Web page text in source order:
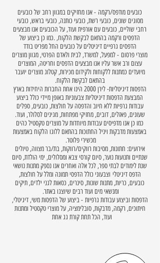
כובעים מודפס/רקמה - אנו מחזיקים במגוון רחב של כובעים
מסוגים שונים, כובעי רשת, כובעי כותנה, כובעי בראש, כובעי
רחבי שוליים, כובעים עם אורפית ועוד, על הכובעים אנו מבצעים
הדפסים ורקמה בהתאם לבקשת הלקוח, .כמו כן ביצוע של
הדפסים גרפיים דיגיטלים על כובעים החל מפריט בודד
מוצרי פרסום - למפעל, למשרד, לבית ולאדם הפרטי, מגוון מוצרים
עצום ורב אשר עליו אנו מבצעים הדפסים וחריטה, המוצרים
מיועדים כמתנות ללקוחות ולקידום מכירות, קטלוג מוצרים יועבר
בהתאם לבקשת הלקוח.
הדפסות דיגיטליות- לירן 2000 הינו אחת החברות היחידות בארץ
המבצעת הדפסות דיגיטליות צבעוניות באופן מיידי כולל ביצוע
עבודות גרפיות ללא חיוב והדפסה על חולצות, כובעים, ספלים
שעונים, פאזלים, דובים, מחזיקי מפתחות, מגינים לסלולר, ועוד.
כמו כן אנו מדפיסים עבודות מיוחדות על מוצרים טקסטיל כהים
באמצעות מדבקות ויניל החתוכות בהתאם ללוגו הלקוח באמצעות
מכשירי פלוטר.
אירועים: חתונות, מסיבות רווקים/רווקות, בת/בר מצווה, טיולים
שנתיים ותנועות נוער, סיום קורסי צבא ומסלולים, ימי הולדת, סיום
שנת לימודים לבתי ספר, לכל אלה ואחרים אנו נספק מתנות נושאי
הדפס דיגיטלי וצבעוני כולל הדפסי תמונה ומלל על חולצות,
כובעים, כריות, מתנות שונות, סינרים, כסאות לגני ילדים, תיקים
ומנשאי מים ועוד רבים שיוצגו באתר.
הדפסות וביצוע עבודות גרפיות - ביצוע של הדפסות משי, דיגיטלי,
חיתוכים, רקמה, מדבקות, סובלימציה, על מוצרי טקסטיל ומתנות
ועוד, הכל תחת קורת גג אחת